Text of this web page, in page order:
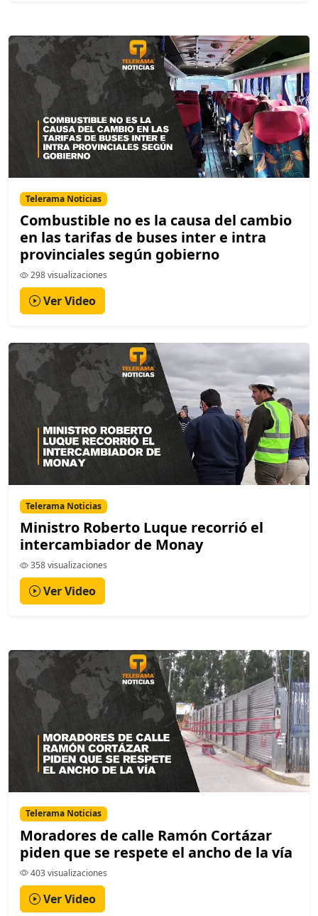
Telerama Noticias
Combustible no es la causa del cambio
en las tarifas de buses inter e intra
provinciales según gobierno
298 visualizaciones
Ver Video
Telerama Noticias
Ministro Roberto Luque recorrió el
intercambiador de Monay
358 visualizaciones
Ver Video
Telerama Noticias
Moradores de calle Ramón Cortázar
piden que se respete el ancho de la vía
403 visualizaciones
Ver Video